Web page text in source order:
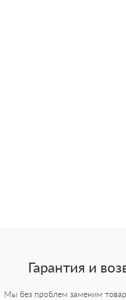
Гарантия и
Мы без проблем заменим